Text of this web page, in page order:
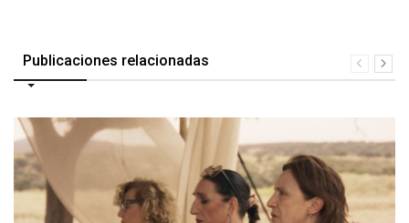
Publicaciones relacionadas